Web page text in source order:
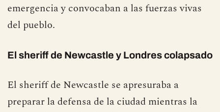
emergencia y convocaban a las fuerzas vivas
del pueblo.
El sheriff de Newcastle y Londres colapsado
El sheriff de Newcastle se apresuraba a
preparar la defensa de la ciudad mientras la